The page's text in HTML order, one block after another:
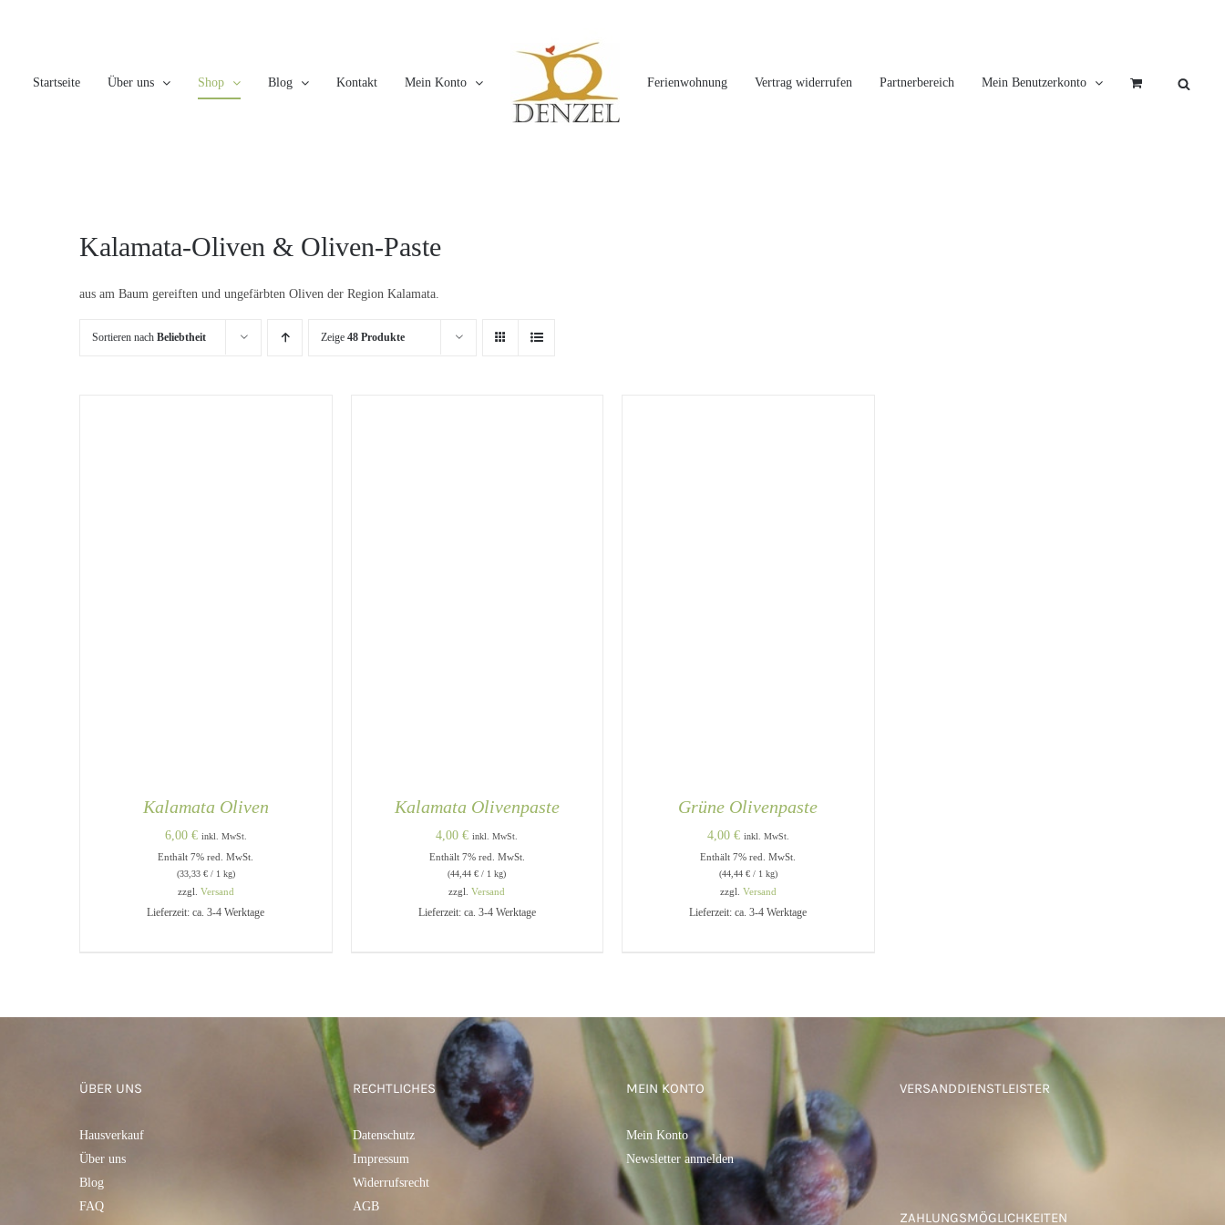
Startseite
Über uns Shop Blog Kontakt Mein Konto Ferienwohnung Vertrag widerrufen Partnerbereich Mein Benutzerkonto
Kalamata-Oliven & Oliven-Paste
aus am Baum gereiften und ungefärbten Oliven der Region Kalamata.
Sortieren nach Beliebtheit Zeige 48 Produkte
Kalamata Oliven
6,00 € inkl. MwSt.
Enthält 7% red. MwSt.
(33,33 €/ 1 kg)
zzgl. Versand
Lieferzeit: ca. 3-4 Werktage
Kalamata Olivenpaste
4,00€ inkl. MwSt.
Enthält 7% red. MwSt.
(44,44€ / 1 kg)
zzgl.Versand
Lieferzeit: ca. 3-4 Werktage
Grüne Olivenpaste
4,00 € inkl. MwSt.
Enthält 7% red. MwSt.
(44,44 €/ 1 kg)
zzgl. Versand
Lieferzeit: ca. 3-4 Werktage
ÜBER UNS
Hausverkauf
Über uns
Blog
FAQ
RECHTLICHES
Datenschutz
Impressum
Widerrufsrecht
AGB
MEIN KONTO
Mein Konto
Newsletter anmelden
VERSANDDIENSTLEISTER
ZAHLUNGSMÖGLICHKEITEN